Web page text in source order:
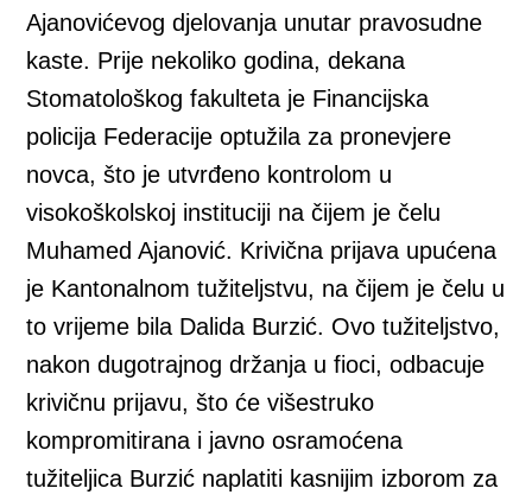
Ajanovićevog djelovanja unutar pravosudne
kaste. Prije nekoliko godina, dekana
Stomatološkog fakulteta je Financijska
policija Federacije optužila za pronevjere
novca, što je utvrđeno kontrolom u
visokoškolskoj instituciji na čijem je čelu
Muhamed Ajanović. Krivična prijava upućena
je Kantonalnom tužiteljstvu, na čijem je čelu u
to vrijeme bila Dalida Burzić. Ovo tužiteljstvo,
nakon dugotrajnog držanja u fioci, odbacuje
krivičnu prijavu, što će višestruko
kompromitirana i javno osramoćena
tužiteljica Burzić naplatiti kasnijim izborom za